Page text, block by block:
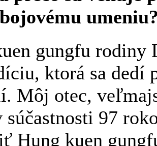
gungfu rodiny
ktorá sa dedí
Môj otec,
súčastnosti 97
Hung kuen